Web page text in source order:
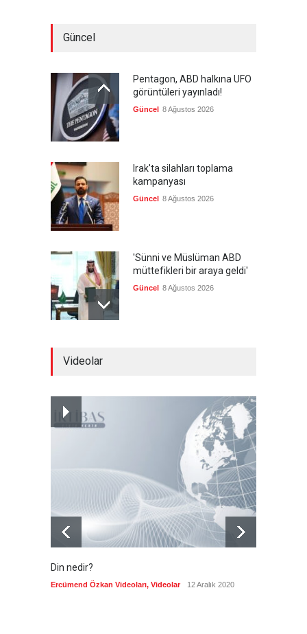
Güncel
Pentagon, ABD halkına UFO
görüntüleri yayınladı!
Güncel 8 Ağustos 2026
Irak'ta silahları toplama
kampanyası
Güncel 8 Ağustos 2026
'Sünni ve Müslüman ABD
müttefikleri bir araya geldi'
Güncel 8 Ağustos 2026
İran: Umman ile
mutabakatın genel
çerçevesi neredeyse
şekillendi
Güncel 7 Ağustos 2026
Videolar
Din nedir?
Ercümend Özkan Videoları, Videolar 12 Aralık 2020